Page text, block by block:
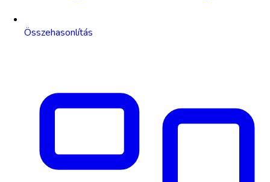
Összehasonlítás